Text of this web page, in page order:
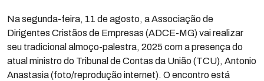
Na segunda-feira, 11 de agosto, a Associação de
Dirigentes Cristãos de Empresas (ADCE-MG) vai realizar
seu tradicional almoço-palestra, 2025 com a presença do
atual ministro do Tribunal de Contas da União (TCU), Antonio
Anastasia (foto/reprodução internet). O encontro está